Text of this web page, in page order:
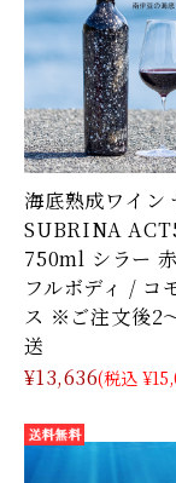
海底熟成ワイン
SUBRINA
750ml シラー
フルボディ / コ
ス ※ご注文後2
送
¥13,636(税込